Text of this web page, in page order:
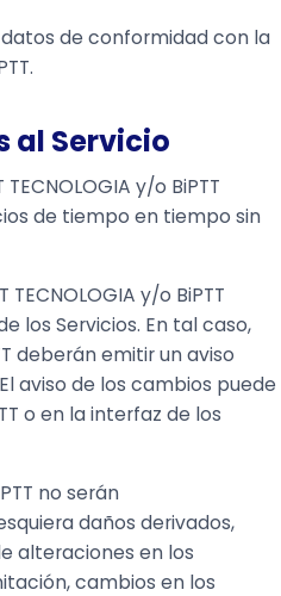
de conformidad con la
al Servicio
y/o BiPTT
de tiempo en tiempo sin
y/o BiPTT
los Servicios. En tal caso,
deberán emitir un aviso
aviso de los cambios puede
o en la interfaz de los
no serán
daños derivados,
alteraciones en los
cambios en los